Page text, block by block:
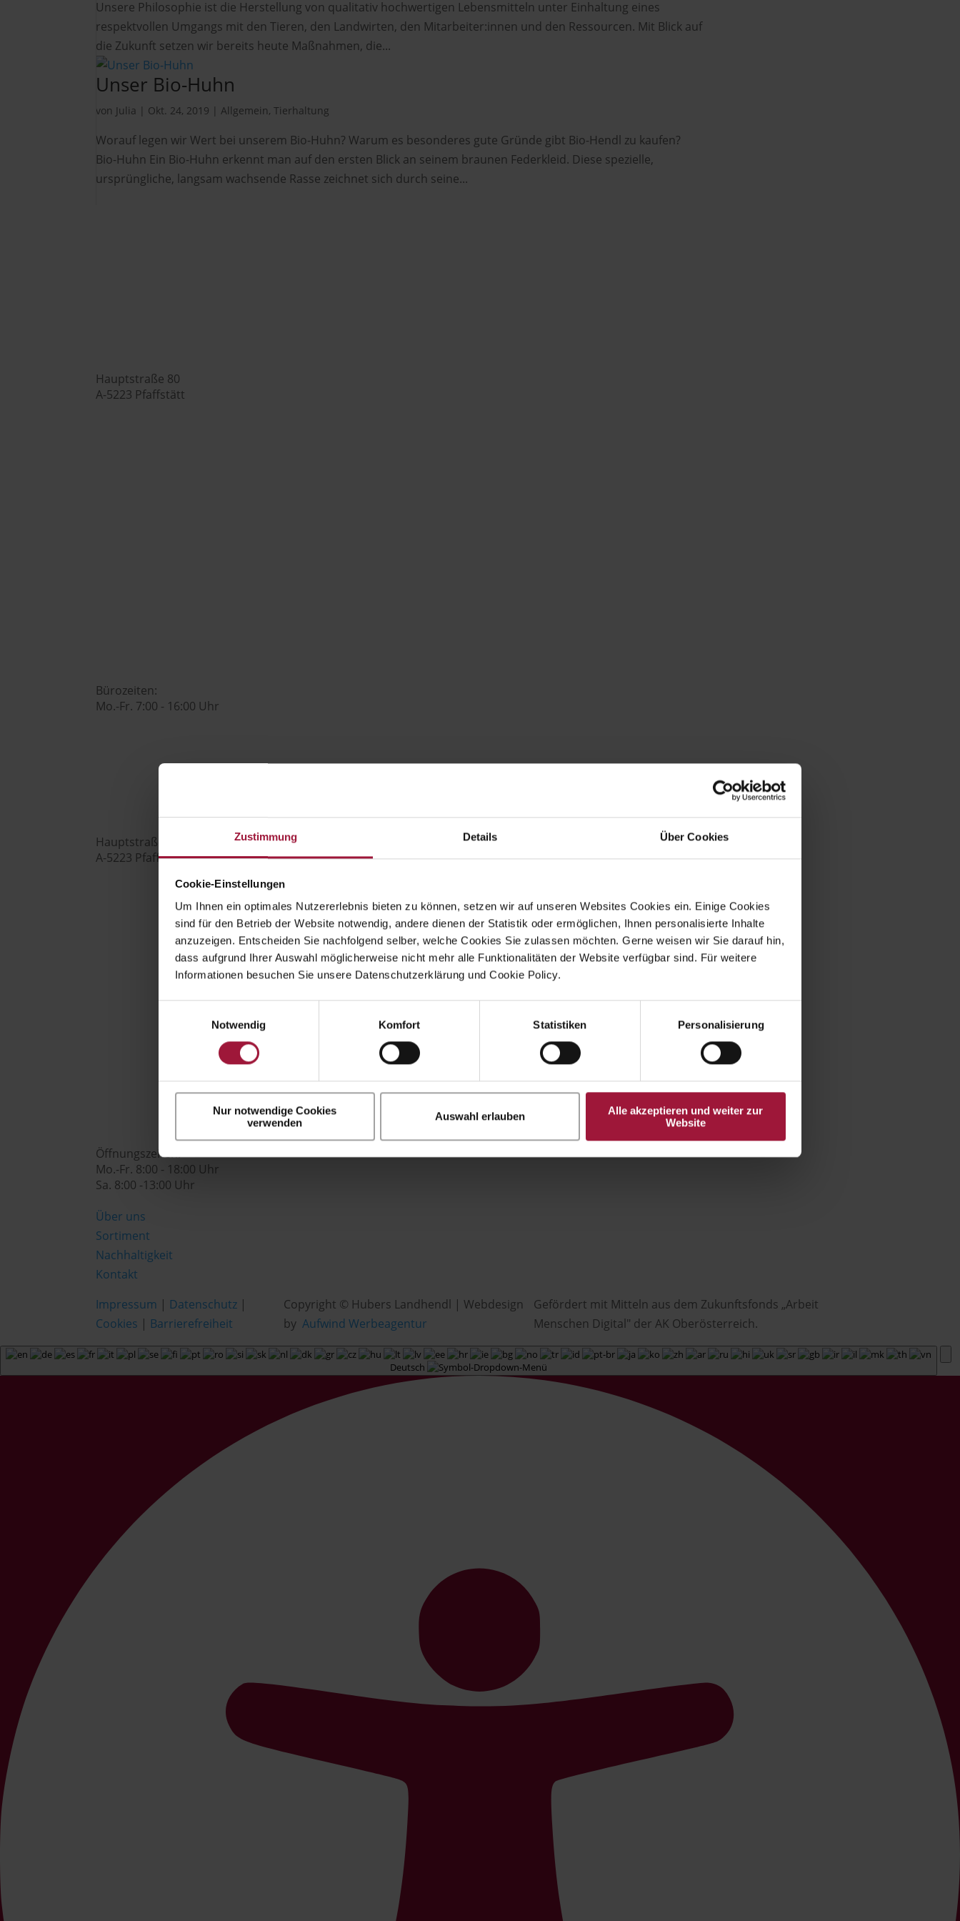
Zustimmung Details Über Cookies
Cookie-Einstellungen
Um Ihnen ein optimales Nutzererlebnis bieten zu können, setzen wir auf unseren Websites Cookies ein. Einige Cookies
sind für den Betrieb der Website notwendig, andere dienen der Statistik oder ermöglichen, Ihnen personalisierte Inhalte
anzuzeigen. Entscheiden Sie nachfolgend selber, welche Cookies Sie zulassen möchten. Gerne weisen wir Sie darauf hin,
dass aufgrund Ihrer Auswahl möglicherweise nicht mehr alle Funktionalitäten der Website verfügbar sind. Für weitere
Informationen besuchen Sie unsere Datenschutzerklärung und Cookie Policy.
Notwendig
Komfort Statistiken Personalisierung
Nur notwendige Cookies
verwenden
Auswahl erlauben
Alle akzeptieren und weiter zur
Website
Unsere Philosophie ist die Herstellung von qualitativ hochwertigen Lebensmitteln unter Einhaltung eines
respektvollen Umgangs mit den Tieren, den Landwirten, den Mitarbeiter:innen und den Ressourcen. Mit Blick auf
die Zukunft setzen wir bereits heute Maßnahmen, die...
Unser Bio-Huhn
von Julia | Okt. 24, 2019 |Allgemein,Tierhaltung
Worauf legen wir Wert bei unserem Bio-Huhn? Warum es besonderes gute Gründe gibt Bio-Hendl zu kaufen?
Bio-Huhn Ein Bio-Huhn erkennt man auf den ersten Blick an seinem braunen Federkleid. Diese spezielle,
ursprüngliche, langsam wachsende Rasse zeichnet sich durch seine...
Hauptstraße 80
A-5223 Pfaffstätt
Bürozeiten:
Mo.-Fr. 7:00 - 16:00 Uhr
Hauptstraße 80
A-5223 Pfaffstätt
+43 (0) 7742 / 32 08 – 166
genusswelt@huberslandhendl.at
Öffnungszeiten:
Mo.-Fr. 8:00 - 18:00 Uhr
Sa. 8:00 -13:00 Uhr
Über uns
Sortiment
Nachhaltigkeit
Kontakt
Impressum | Datenschutz |
Cookies | Barrierefreiheit
Copyright © Hubers Landhendl | Webdesign
byAufwind Werbeagentur
Gefördert mit Mitteln aus dem Zukunftsfonds „Arbeit
Menschen Digital" der AK Oberösterreich.
Deutsch